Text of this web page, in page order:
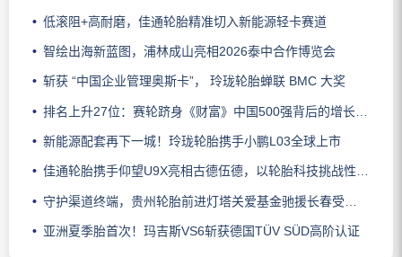
低滚阻+高耐磨，佳通轮胎精准切入新能源轻卡赛道
智绘出海新蓝图，浦林成山亮相2026泰中合作博览会
斩获 “中国企业管理奥斯卡”， 玲珑轮胎蝉联 BMC 大奖
排名上升27位：赛轮跻身《财富》中国500强背后的增长逻辑
新能源配套再下一城！玲珑轮胎携手小鹏L03全球上市
佳通轮胎携手仰望U9X亮相古德伍德，以轮胎科技挑战性能边界
守护渠道终端，贵州轮胎前进灯塔关爱基金驰援长春受灾门店
亚洲夏季胎首次！玛吉斯VS6斩获德国TÜV SÜD高阶认证